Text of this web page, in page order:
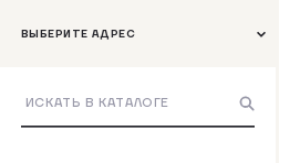
ВЫБЕРИТЕ АДРЕС